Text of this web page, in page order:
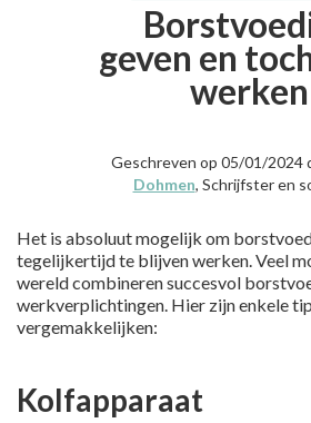
geven en
werken
Geschreven op 05/01/2024
Dohmen, Schrijfster en
Het is absoluut mogelijk om
tegelijkertijd te blijven werken. Veel
wereld combineren succesvol
werkverplichtingen. Hier zijn enkele
vergemakkelijken:
Kolfapparaat